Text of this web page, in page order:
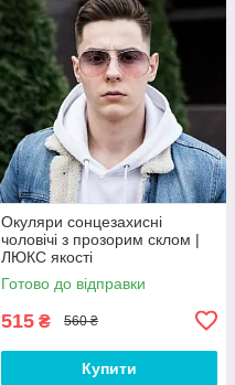
Окуляри сонцезахисні
чоловічі з прозорим склом |
ЛЮКС якості
Готово до відправки
515 ₴ 560 ₴
Купити